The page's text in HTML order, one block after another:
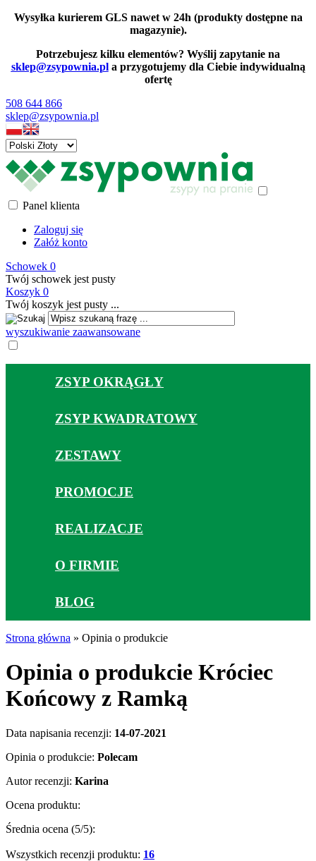
Wysyłka kurierem GLS nawet w 24h (produkty dostępne na
magazynie).
Potrzebujesz kilku elementów? Wyślij zapytanie na
sklep@zsypownia.pla przygotujemy dla Ciebie indywidualną
ofertę
508 644 866
sklep@zsypownia.pl
Panel klienta
Zaloguj się
Załóż konto
Schowek 0
Twój schowek jest pusty
Koszyk 0
Twój koszyk jest pusty ...
wyszukiwanie zaawansowane
ZSYP OKRĄGŁY
ZSYP KWADRATOWY
ZESTAWY
PROMOCJE
REALIZACJE
O FIRMIE
BLOG
Strona główna » Opinia o produkcie
Opinia o produkcie Króciec
Końcowy z Ramką
Data napisania recenzji: 14-07-2021
Opinia o produkcie: Polecam
Autor recenzji: Karina
Ocena produktu:
Średnia ocena (5/5):
Wszystkich recenzji produktu: 16